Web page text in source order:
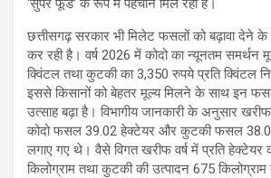
‘सुपर फूड’ के रूप में पहचान मिल रही है।
छत्तीसगढ़ सरकार भी मिलेट फसलों को बढ़ावा देने के
कर रही है। वर्ष 2026 में कोदो का न्यूनतम समर्थन
क्विंटल तथा कुटकी का 3,350 रुपये प्रति क्विंटल
इससे किसानों को बेहतर मूल्य मिलने के साथ इन
उत्साह बढ़ा है। विभागीय जानकारी के अनुसार
कोदो फसल 39.02 हेक्टेयर और कुटकी फसल
लगाए गए थे। वैसे विगत खरीफ वर्ष में प्रति हेक्टेयर
किलोग्राम तथा कुटकी की उत्पादन 675 किलोग्राम